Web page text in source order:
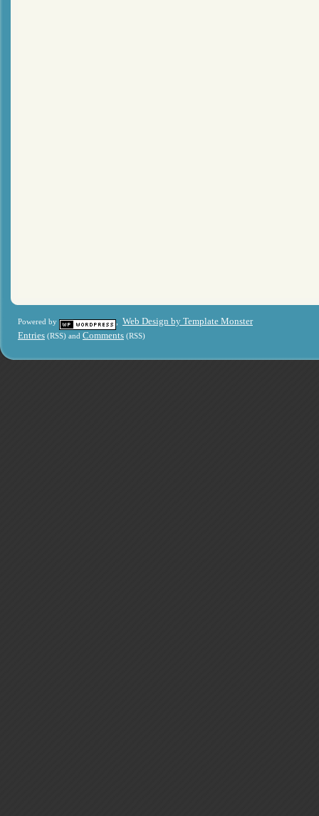
Powered by
Web Design by Template Monster
Entries (RSS) and Comments (RSS)